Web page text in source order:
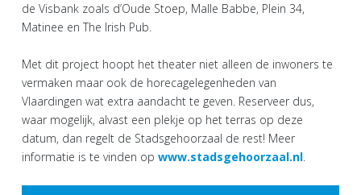
de Visbank zoals d’Oude Stoep, Malle Babbe, Plein 34,
Matinee en The Irish Pub.
Met dit project hoopt het theater niet alleen de inwoners te
vermaken maar ook de horecagelegenheden van
Vlaardingen wat extra aandacht te geven. Reserveer dus,
waar mogelijk, alvast een plekje op het terras op deze
datum, dan regelt de Stadsgehoorzaal de rest! Meer
informatie is te vinden op www.stadsgehoorzaal.nl.